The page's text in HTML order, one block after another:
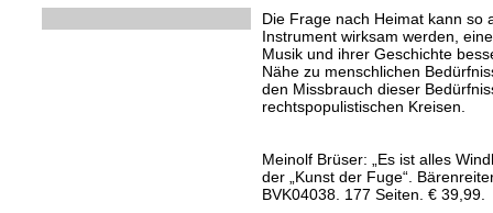
Die Frage nach Heimat kann so
Instrument wirksam werden,
Musik und ihrer Geschichte
Nähe zu menschlichen
den Missbrauch dieser
rechtspopulistischen Kreisen.
Meinolf Brüser: „Es ist alles
der „Kunst der Fuge“.
BVK04038. 177 Seiten. € 39,99.